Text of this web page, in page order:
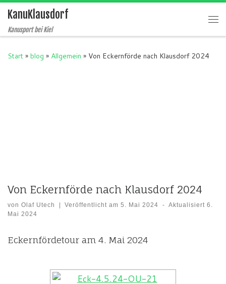
Zum Inhalt springen
KanuKlausdorf
Kanusport bei Kiel
Start » blog » Allgemein » Von Eckernförde nach Klausdorf 2024
Von Eckernförde nach Klausdorf 2024
von Olaf Utech Veröffentlicht am5. Mai 2024 - Aktualisiert6.
Mai 2024
Eckernfördetour am 4. Mai 2024